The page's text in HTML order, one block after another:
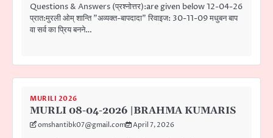
Questions & Answers (प्रश्नोत्तर):are given below 12-04-26
प्रात:मुरली ओम् शान्ति ”अव्यक्त-बापदादा” रिवाइज: 30-11-09 मधुबन बाप
वा सर्व का प्रिय बनने…
MURILI 2026
MURLI 08-04-2026 |BRAHMA KUMARIS
omshantibk07@gmail.com April 7, 2026